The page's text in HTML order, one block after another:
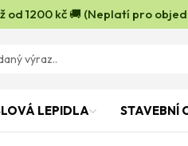
1200 kč 🚚 (Neplatí pro
LEPIDLA STAVEBNÍ